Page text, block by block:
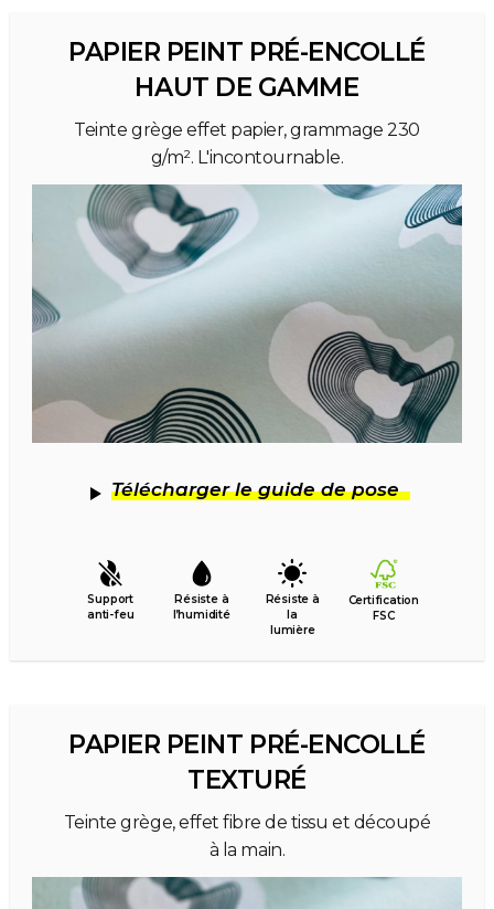
PAPIER PEINT PRÉ-ENCOLLÉ
HAUT DE GAMME
Teinte grège effet papier, grammage 230
g/m². L'incontournable.
Télécharger le guide de pose
Support
anti-feu
Résiste à
l’humidité
Résiste à
la
lumière
Certification
FSC
PAPIER PEINT PRÉ-ENCOLLÉ
TEXTURÉ
Teinte grège, effet fibre de tissu et découpé
à la main.